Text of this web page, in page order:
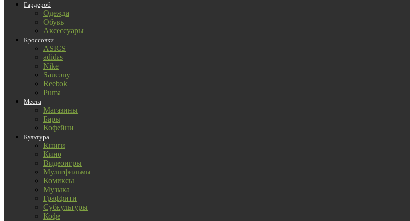
Гардероб
Одежда
Обувь
Аксессуары
Кроссовки
ASICS
adidas
Nike
Saucony
Reebok
Puma
Места
Магазины
Бары
Кофейни
Культура
Книги
Кино
Видеоигры
Мультфильмы
Комиксы
Музыка
Граффити
Субкультуры
Кофе